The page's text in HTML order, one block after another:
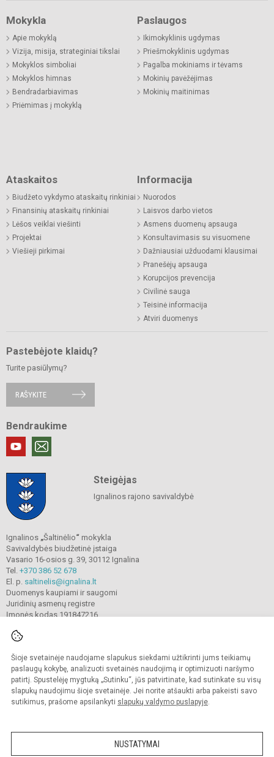
Šioje svetainėje naudojame slapukus siekdami užtikrinti jums teikiamų
paslaugų kokybę, analizuoti svetainės naudojimą ir optimizuoti naršymo
patirtį. Spustelėję mygtuką „Sutinku“, jūs patvirtinate, kad sutinkate su visų
slapukų naudojimu šioje svetainėje. Jei norite atšaukti arba pakeisti savo
sutikimus, prašome apsilankyti slapukų valdymo puslapyje.
NUSTATYMAI
Mokykla
Apie mokyklą
Vizija, misija, strateginiai tikslai
Mokyklos simboliai
Mokyklos himnas
Bendradarbiavimas
Priėmimas į mokyklą
Paslaugos
Ikimokyklinis ugdymas
Priešmokyklinis ugdymas
Pagalba mokiniams ir tėvams
Mokinių pavėžėjimas
Mokinių maitinimas
Ataskaitos
Biudžeto vykdymo ataskaitų rinkiniai
Finansinių ataskaitų rinkiniai
Lėšos veiklai viešinti
Projektai
Viešieji pirkimai
Informacija
Nuorodos
Laisvos darbo vietos
Asmens duomenų apsauga
Konsultavimasis su visuomene
Dažniausiai užduodami klausimai
Pranešėjų apsauga
Korupcijos prevencija
Civilinė sauga
Teisinė informacija
Atviri duomenys
Pastebėjote klaidų?
Turite pasiūlymų?
RAŠYKITE
Bendraukime
Steigėjas
Ignalinos rajono savivaldybė
Ignalinos „Šaltinėlio“ mokykla
Savivaldybės biudžetinė įstaiga
Vasario 16-osios g. 39, 30112 Ignalina
Tel. +370 386 52 678
El. p. saltinelis@ignalina.lt
Duomenys kaupiami ir saugomi
Juridinių asmenų registre
Įmonės kodas 191847216
© 2022. Ignalinos„Šaltinėlio “mokykla. Visos teisės saugomos.
Kopijuoti turinį be raštiško gimnazijos sutikimo griežtai draudžiama.
Prieinamumo paraiška Slapukų valdymas
Sumanus būdas atnaujinti